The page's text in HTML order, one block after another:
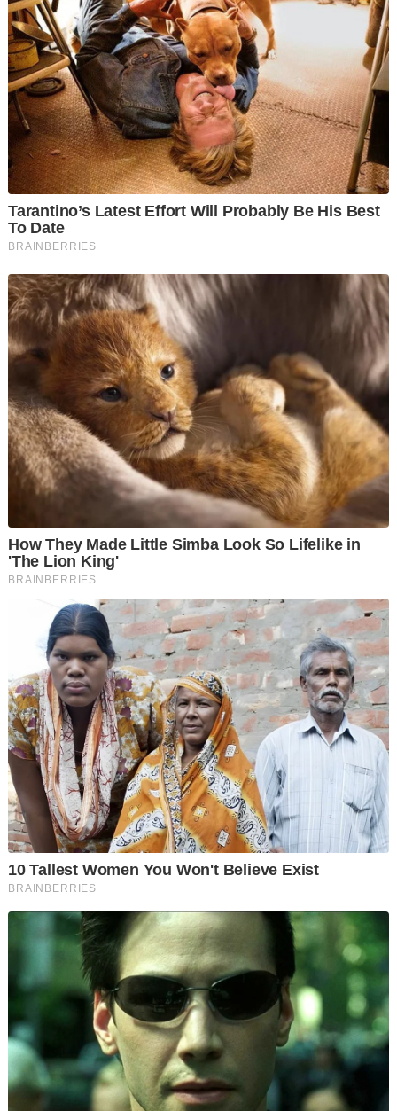
ketika tidak sehaluan dengan tema di pusat,” katanya.
Menurut Zafrul, pendekatan dan prinsipnya mudah: iaitu jika
dia tidak dapat menyumbang atau melakukan sebarang
penambahbaikan maka dia tidak harus memegang sesuatu
jawatan.
“Malah lebih baik saya mengosongkan jawatan untuk diisi
orang yang boleh menyumbang dengan lebih efektif,” katanya
lagi.
Bagaimanapun Zafrul berkata, dia akan meneruskan tugas dan
peranan sebagai Ketua Umno Bahagian Kota Raja dan ahli
Majlis Kerja Tertinggi Umno.
Dia turut merakamkan ucapan terima kasih atas lantikan dan
kepercayaan kepimpinan parti itu kepadanya selama ini.
Zafrul dilantik sebagai bendahari Umno Selangor pada April
2023.
Ketika ini, Umno Selangor diterajui oleh Setiausaha Politik
Ahmad Zahid, Megat Zulkarnain Omardin manakala
timbalannya adalah Adun Dusun Tua, Johan Abdul Aziz.